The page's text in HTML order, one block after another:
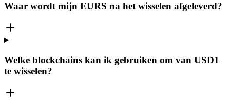
Waar wordt mijn EURS na het wisselen afgeleverd?
Welke blockchains kan ik gebruiken om van USD1
te wisselen?